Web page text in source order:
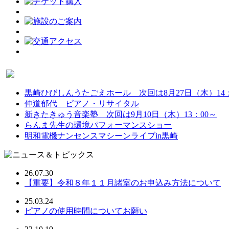
黒崎ひびしんうたごえホール 次回は8月27日（木）14
仲道郁代 ピアノ・リサイタル
新きたきゅう音楽塾 次回は9月10日（木）13：00～
らんま先生の環境パフォーマンスショー
明和電機ナンセンスマシーンライブin黒崎
26.07.30
【重要】令和８年１１月諸室のお申込み方法について
25.03.24
ピアノの使用時間についてお願い